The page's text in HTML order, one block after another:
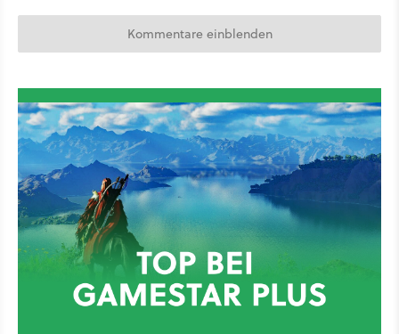
Kommentare einblenden